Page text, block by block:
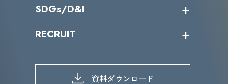
IRカレンダー
IRライブラリー
SDGs/D&I
当グループのマテリアリティ
SDGs推進体制
D&Iの取り組み
RECRUIT
募集職種一覧
メッセージ
資料ダウンロード